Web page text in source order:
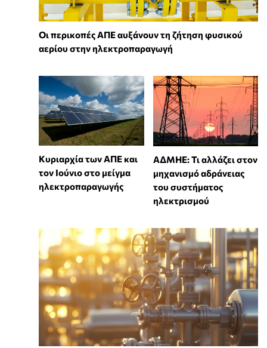
Οι περικοπές ΑΠΕ αυξάνουν τη ζήτηση φυσικού
αερίου στην ηλεκτροπαραγωγή
Κυριαρχία των ΑΠΕ και
τον Ιούνιο στο μείγμα
ηλεκτροπαραγωγής
ΑΔΜΗΕ: Τι αλλάζει στον
μηχανισμό αδράνειας
του συστήματος
ηλεκτρισμού